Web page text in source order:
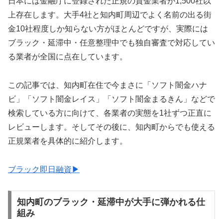
上存在します。大手4社と知内町周辺でよく名前の出る街
金10社程度しか知らない方がほとんどですが、実際には
ブラック・延滞中・任意整理中でも独自審査で対応してい
る業者が全国に点在しています。
この記事では、知内町在住で今まさに「ソフト闇金ハナ
ビ」「ソフト闇金レイス」「ソフト闇金まるきん」などで
検索している方に向けて、各業者の実態を1社ずつ正直に
レビューします。そしてその後に、知内町からでも使える
正規業者を具体的に紹介します。
ブラック即日融資▶
知内町のブラック・延滞中が大手に弾かれる仕
組み